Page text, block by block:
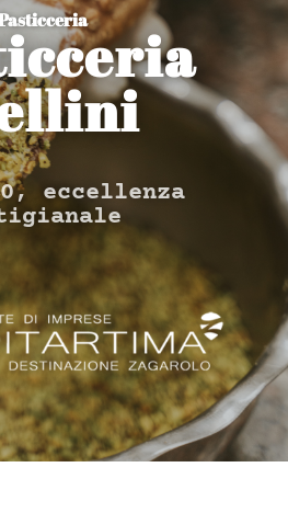
eccellenza